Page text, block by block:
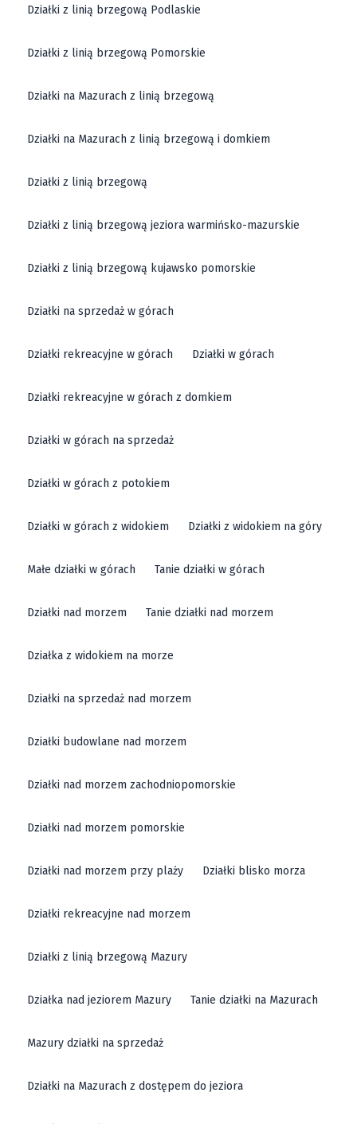
Działki z linią brzegową Podlaskie
Działki z linią brzegową Pomorskie
Działki na Mazurach z linią brzegową
Działki na Mazurach z linią brzegową i domkiem
Działki z linią brzegową
Działki z linią brzegową jeziora warmińsko-mazurskie
Działki z linią brzegową kujawsko pomorskie
Działki na sprzedaż w górach
Działki rekreacyjne w górach Działki w górach
Działki rekreacyjne w górach z domkiem
Działki w górach na sprzedaż
Działki w górach z potokiem
Działki w górach z widokiem Działki z widokiem na góry
Małe działki w górach Tanie działki w górach
Działki nad morzem Tanie działki nad morzem
Działka z widokiem na morze
Działki na sprzedaż nad morzem
Działki budowlane nad morzem
Działki nad morzem zachodniopomorskie
Działki nad morzem pomorskie
Działki nad morzem przy plaży Działki blisko morza
Działki rekreacyjne nad morzem
Działki z linią brzegową Mazury
Działka nad jeziorem Mazury Tanie działki na Mazurach
Mazury działki na sprzedaż
Działki na Mazurach z dostępem do jeziora